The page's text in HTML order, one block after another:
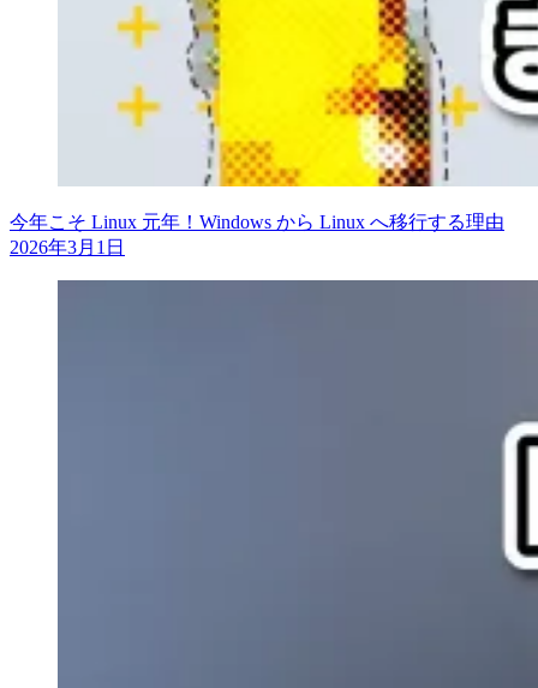
今年こそ Linux 元年！Windows から Linux へ移行する理由
2026年3月1日